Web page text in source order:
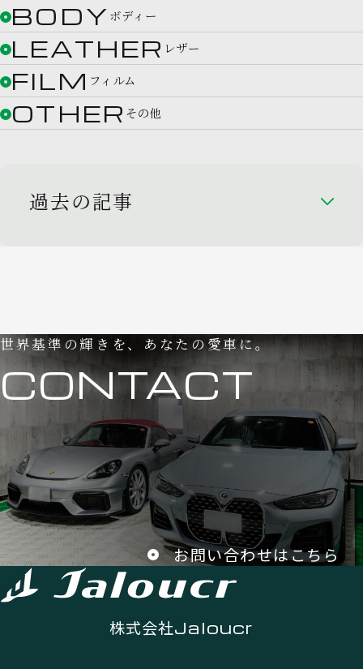
BODY ボディー
LEATHER レザー
FILM フィルム
OTHER その他
過去の記事
世界基準の輝きを、あなたの愛車に。
CONTACT
お問い合わせはこちら
株式会社Jaloucr